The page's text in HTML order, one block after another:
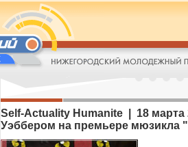
Self-Actuality Humanite | 18
Уэббером на премьере мюзикла